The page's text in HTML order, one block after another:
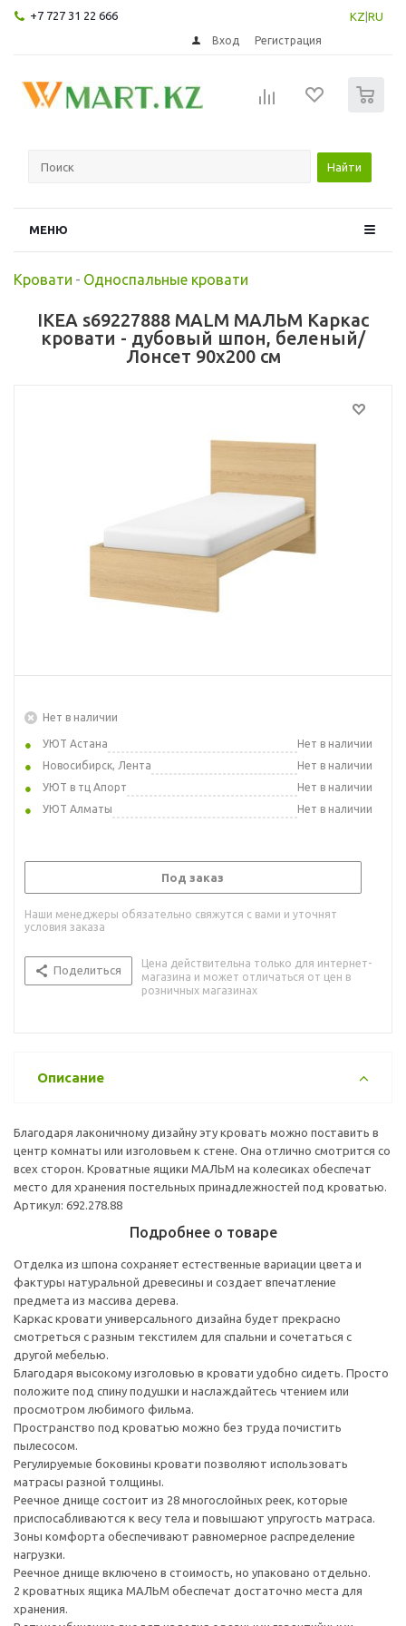
+7 727 31 22 666 KZ RU
Вход Регистрация
Найти
МЕНЮ
Кровати - Односпальные кровати
IKEA s69227888 MALM МАЛЬМ Каркас
кровати - дубовый шпон, беленый/
Лонсет 90x200 см
Нет в наличии
УЮТ Астана
Нет в наличии
Новосибирск, Лента
Нет в наличии
УЮТ в тц Апорт
Нет в наличии
УЮТ Алматы
Нет в наличии
Под заказ
Наши менеджеры обязательно свяжутся с вами и уточнят
условия заказа
Поделиться
Цена действительна только для интернет-
магазина и может отличаться от цен в
розничных магазинах
Описание
Благодаря лаконичному дизайну эту кровать можно поставить в
центр комнаты или изголовьем к стене. Она отлично смотрится со
всех сторон. Кроватные ящики МАЛЬМ на колесиках обеспечат
место для хранения постельных принадлежностей под кроватью.
Артикул: 692.278.88
Подробнее о товаре
Отделка из шпона сохраняет естественные вариации цвета и
фактуры натуральной древесины и создает впечатление
предмета из массива дерева.
Каркас кровати универсального дизайна будет прекрасно
смотреться с разным текстилем для спальни и сочетаться с
другой мебелью.
Благодаря высокому изголовью в кровати удобно сидеть. Просто
положите под спину подушки и наслаждайтесь чтением или
просмотром любимого фильма.
Пространство под кроватью можно без труда почистить
пылесосом.
Регулируемые боковины кровати позволяют использовать
матрасы разной толщины.
Реечное днище состоит из 28 многослойных реек, которые
приспосабливаются к весу тела и повышают упругость матраса.
Зоны комфорта обеспечивают равномерное распределение
нагрузки.
Реечное днище включено в стоимость, но упаковано отдельно.
2 кроватных ящика МАЛЬМ обеспечат достаточно места для
хранения.